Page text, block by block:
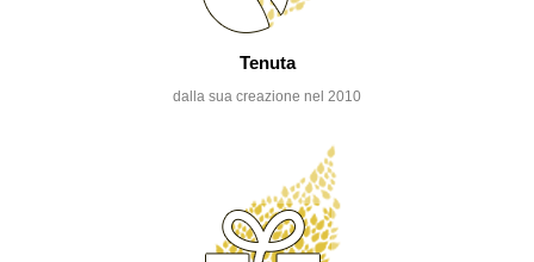
Tenuta
dalla sua creazione nel 2010